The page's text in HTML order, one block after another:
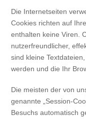
Die Internetseiten
Cookies richten auf
enthalten keine Viren.
nutzerfreundlicher,
sind kleine
werden und die Ihr
Die meisten der von
genannte „Session-
Besuchs automatisch